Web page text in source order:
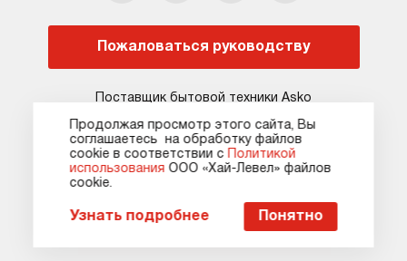
О компании Ремонт
Статьи и акции
Сервисные центры Кредит и рассрочка
Гарантия Карта сайта
Пожаловаться руководству
Пожаловаться руководству
Поставщик бытовой техники Asko
© 2010-2026 Официальный сайт asko-shop.ru
Политика конфиденциальности
Продолжая просмотр этого сайта, Вы
соглашаетесь на обработку файлов
сооkie в соответствии с
Политикой
использования ООО «Хай-Левел» файлов
сооkіе.
Узнать подробнее Понятно